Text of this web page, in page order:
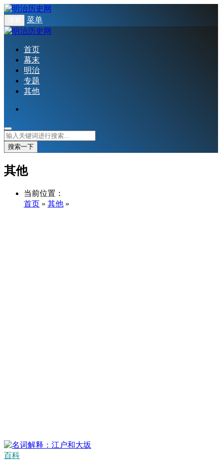
菜单
首页
幕末
明治
专题
其他
搜索一下
其他
当前位置：
首页 » 其他 »
百科